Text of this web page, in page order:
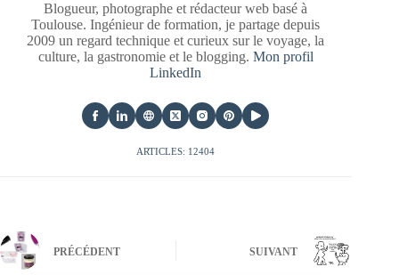
Blogueur, photographe et rédacteur web basé à
Toulouse. Ingénieur de formation, je partage depuis
2009 un regard technique et curieux sur le voyage, la
culture, la gastronomie et le blogging. Mon profil
LinkedIn
ARTICLES: 12404
PRÉCÉDENT SUIVANT